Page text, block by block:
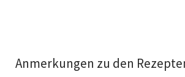
Anmerkungen zu den